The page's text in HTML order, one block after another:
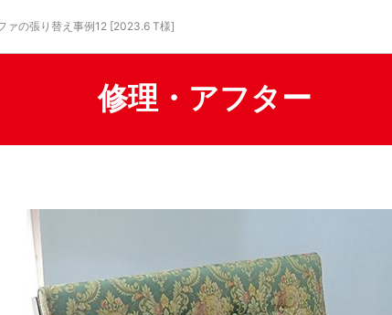
ァの張り替え事例12 [2023.6 T様]
修理・アフター